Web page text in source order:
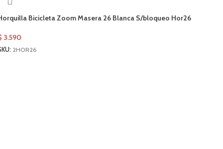
Bicicleta Zoom Masera 26 Blanca S/bloqueo Hor26
3.590
2HOR26